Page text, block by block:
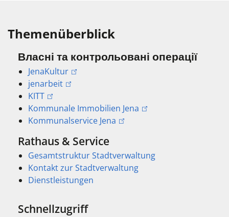
Themenüberblick
Власні та контрольовані операції
JenaKultur
jenarbeit
KITT
Kommunale Immobilien Jena
Kommunalservice Jena
Rathaus & Service
Gesamtstruktur Stadtverwaltung
Kontakt zur Stadtverwaltung
Dienstleistungen
Schnellzugriff